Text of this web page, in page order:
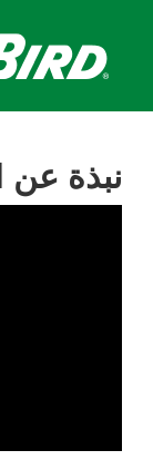
content
نبذة عن Rain bird